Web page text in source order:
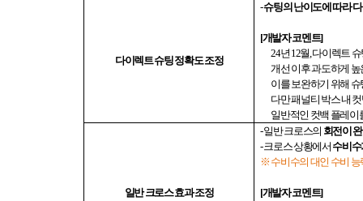
다이렉트 슈팅 정확도 조정
-슈팅의 난이도에 따라
[개발자 코멘트]
24년 12월,다이렉트
개선 이후 과도하게
이를 보완하기 위해
다만 패널티 박스 내
일반적인 컷백 플레이
일반 크로스 효과 조정
-일반 크로스의 회전이
-크로스 상황에서 수비수
※ 수비수의 대인 수비
[개발자 코멘트]